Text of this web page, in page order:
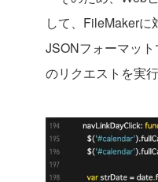
して、FileMaker
JSONフォーマッ
のリクエストを実